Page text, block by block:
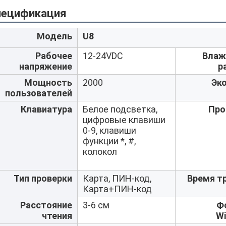
Модель
U8
Рабочее
напряжение
12-24VDC
Мощность
пользователей
2000
Клавиатура
Белое подсветка,
цифровые клавиши
0-9, клавиши
функции *, #,
колокол
Тип проверки
Карта, ПИН-код,
Карта+ПИН-код
Время
Расстояние
чтения
3-6 см